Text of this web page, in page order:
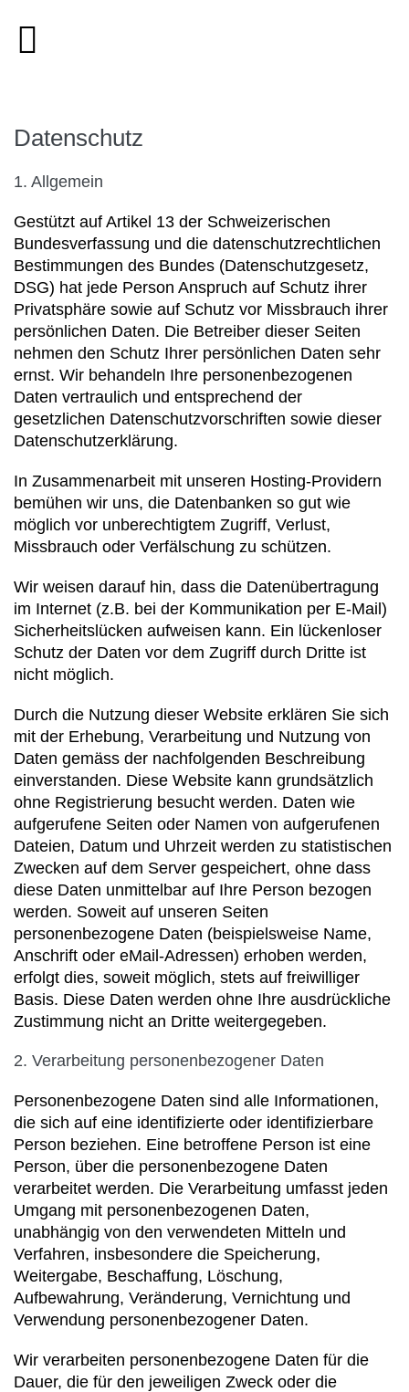
Datenschutz
1. Allgemein
Gestützt auf Artikel 13 der Schweizerischen
Bundesverfassung und die datenschutzrechtlichen
Bestimmungen des Bundes (Datenschutzgesetz,
DSG) hat jede Person Anspruch auf Schutz ihrer
Privatsphäre sowie auf Schutz vor Missbrauch ihrer
persönlichen Daten. Die Betreiber dieser Seiten
nehmen den Schutz Ihrer persönlichen Daten sehr
ernst. Wir behandeln Ihre personenbezogenen
Daten vertraulich und entsprechend der
gesetzlichen Datenschutzvorschriften sowie dieser
Datenschutzerklärung.
In Zusammenarbeit mit unseren Hosting-Providern
bemühen wir uns, die Datenbanken so gut wie
möglich vor unberechtigtem Zugriff, Verlust,
Missbrauch oder Verfälschung zu schützen.
Wir weisen darauf hin, dass die Datenübertragung
im Internet (z.B. bei der Kommunikation per E-Mail)
Sicherheitslücken aufweisen kann. Ein lückenloser
Schutz der Daten vor dem Zugriff durch Dritte ist
nicht möglich.
Durch die Nutzung dieser Website erklären Sie sich
mit der Erhebung, Verarbeitung und Nutzung von
Daten gemäss der nachfolgenden Beschreibung
einverstanden. Diese Website kann grundsätzlich
ohne Registrierung besucht werden. Daten wie
aufgerufene Seiten oder Namen von aufgerufenen
Dateien, Datum und Uhrzeit werden zu statistischen
Zwecken auf dem Server gespeichert, ohne dass
diese Daten unmittelbar auf Ihre Person bezogen
werden. Soweit auf unseren Seiten
personenbezogene Daten (beispielsweise Name,
Anschrift oder eMail-Adressen) erhoben werden,
erfolgt dies, soweit möglich, stets auf freiwilliger
Basis. Diese Daten werden ohne Ihre ausdrückliche
Zustimmung nicht an Dritte weitergegeben.
2. Verarbeitung personenbezogener Daten
Personenbezogene Daten sind alle Informationen,
die sich auf eine identifizierte oder identifizierbare
Person beziehen. Eine betroffene Person ist eine
Person, über die personenbezogene Daten
verarbeitet werden. Die Verarbeitung umfasst jeden
Umgang mit personenbezogenen Daten,
unabhängig von den verwendeten Mitteln und
Verfahren, insbesondere die Speicherung,
Weitergabe, Beschaffung, Löschung,
Aufbewahrung, Veränderung, Vernichtung und
Verwendung personenbezogener Daten.
Wir verarbeiten personenbezogene Daten für die
Dauer, die für den jeweiligen Zweck oder die